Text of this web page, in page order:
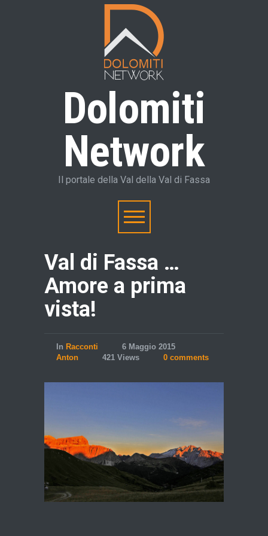
Dolomiti
Network
Il portale della Val della Val di Fassa
Val di Fassa …
Amore a prima
vista!
In Racconti
6 Maggio 2015
Anton
421 Views 0 comments